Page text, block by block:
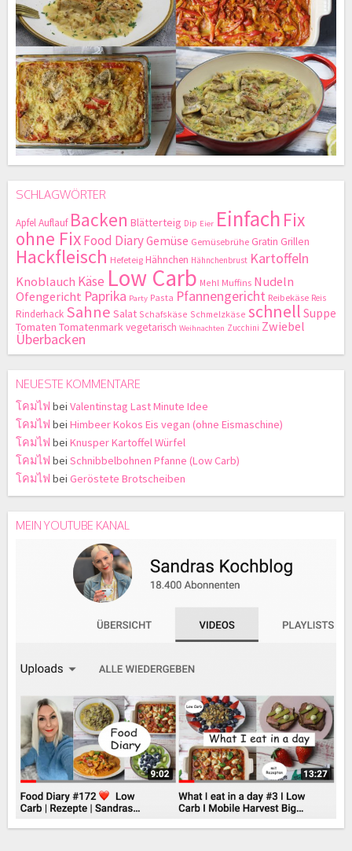
SCHLAGWÖRTER
ApfelAuflauf Backen Blätterteig Dip Eier Einfach Fix
ohne FixFood DiaryGemüse Gemüsebrühe Gratin Grillen
Hackfleisch Hefeteig Hähnchen Hähnchenbrust Kartoffeln
Knoblauch Käse Low Carb Mehl Muffins Nudeln
Ofengericht Paprika Party Pasta Pfannengericht Reibekäse Reis
Rinderhack Sahne Salat Schafskäse Schmelzkäse schnell Suppe
Tomaten Tomatenmarkvegetarisch Weihnachten Zucchini Zwiebel
Überbacken
NEUESTE KOMMENTARE
โคมไฟ bei Valentinstag Last Minute Idee
โคมไฟ bei Himbeer Kokos Eis vegan (ohne Eismaschine)
โคมไฟ bei Knusper Kartoffel Würfel
โคมไฟ bei Schnibbelbohnen Pfanne (Low Carb)
โคมไฟ bei Geröstete Brotscheiben
MEIN YOUTUBE KANAL